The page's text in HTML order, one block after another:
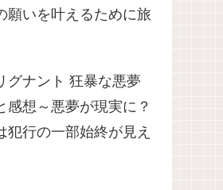
願いを叶えるために旅
グナント 狂暴な悪夢
感想～悪夢が現実に？
犯行の一部始終が見え